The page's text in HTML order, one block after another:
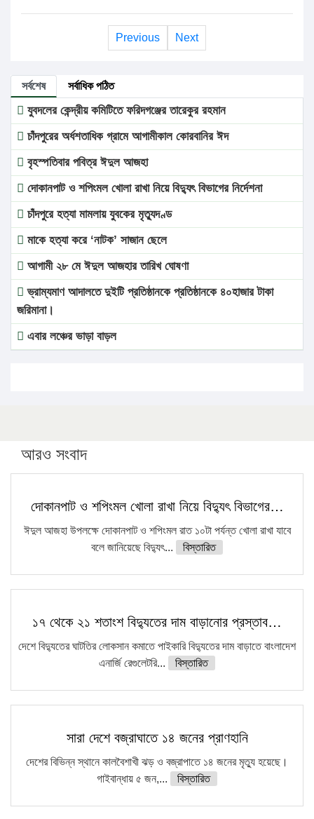
Previous Next
সর্বশেষ সর্বাধিক পঠিত
যুবদলের কেন্দ্রীয় কমিটিতে ফরিদগঞ্জের তারেকুর রহমান
চাঁদপুরের অর্ধশতাধিক গ্রামে আগামীকাল কোরবানির ঈদ
বৃহস্পতিবার পবিত্র ঈদুল আজহা
দোকানপাট ও শপিংমল খোলা রাখা নিয়ে বিদ্যুৎ বিভাগের নির্দেশনা
চাঁদপুরে হত্যা মামলায় যুবকের মৃত্যুদণ্ড
মাকে হত্যা করে ‘নাটক’ সাজান ছেলে
আগামী ২৮ মে ঈদুল আজহার তারিখ ঘোষণা
ভ্রাম্যমাণ আদালতে দুইটি প্রতিষ্ঠানকে প্রতিষ্ঠানকে ৪০হাজার টাকা
জরিমানা।
এবার লঞ্চের ভাড়া বাড়ল
সারা দেশে বজ্রাঘাতে ১৪ জনের প্রাণহানি
ফরিদগঞ্জে আগুনে পুড়লো ৬ ব্যবসা প্রতিষ্ঠান
আরও সংবাদ
দোকানপাট ও শপিংমল খোলা রাখা নিয়ে বিদ্যুৎ বিভাগের…
ঈদুল আজহা উপলক্ষে দোকানপাট ও শপিংমল রাত ১০টা পর্যন্ত খোলা রাখা যাবে
বলে জানিয়েছে বিদ্যুৎ...
বিস্তারিত
১৭ থেকে ২১ শতাংশ বিদ্যুতের দাম বাড়ানোর প্রস্তাব…
দেশে বিদ্যুতের ঘাটতির লোকসান কমাতে পাইকারি বিদ্যুতের দাম বাড়াতে বাংলাদেশ
এনার্জি রেগুলেটরি...
বিস্তারিত
সারা দেশে বজ্রাঘাতে ১৪ জনের প্রাণহানি
দেশের বিভিন্ন স্থানে কালবৈশাখী ঝড় ও বজ্রাপাতে ১৪ জনের মৃত্যু হয়েছে।
গাইবান্ধায় ৫ জন,...
বিস্তারিত